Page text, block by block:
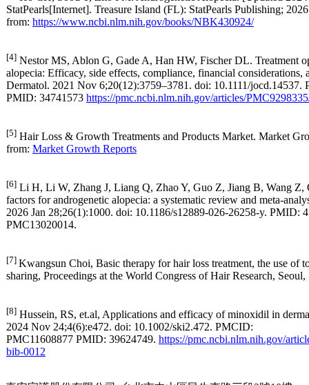
[1]Ding Q, Xu YX, Sun WL, Liu JJ, Deng YY, Wu QF, Cao CY,
Early-onset androgenetic alopecia in China: a descriptive study of a
[2]Liu LP, Wariboko MA, Hu X, Wang ZH, Wu Q, Li YM. Factors
androgenetic alopecia: A scoping review. PLoS One. 2024 Mar
[3]Ho CH, Sood T, Zito PM. Androgenetic Alopecia. [Updated
[4]Nestor MS, Ablon G, Gade A, Han HW, Fischer DL. Treatment
alopecia: Efficacy, side effects, compliance, financial considerations,
[6]Li H, Li W, Zhang J, Liang Q, Zhao Y, Guo Z, Jiang B, Wang Z,
factors for androgenetic alopecia: a systematic review and meta-